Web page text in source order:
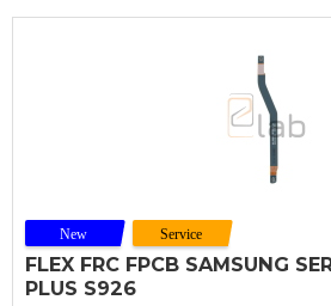
FLEX FRC FPCB SAMSUNG
PLUS S926